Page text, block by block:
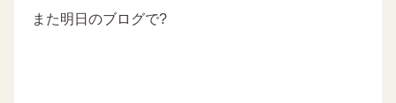
また明日のブログで?